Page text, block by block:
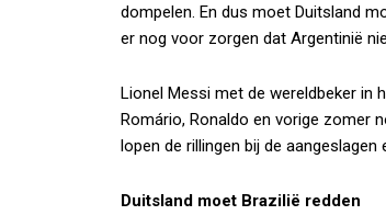
dompelen. En dus moet Duitsland
er nog voor zorgen dat Argentinië
Lionel Messi met de wereldbeker in
Romário, Ronaldo en vorige zomer
lopen de rillingen bij de
Duitsland moet Brazilië redden